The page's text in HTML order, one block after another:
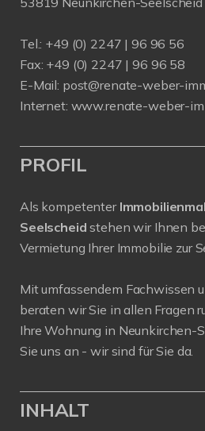
Tel.: +49 (0) 2247 | 96 96 56
Fax: +49 (0) 2247 | 96 96 58
E-Mail: post@renate-weber-
Internet: www.renate-weber-
PROFIL
Als kompetenter
Seelscheidstehen wir Ihnen
Vermietung Ihrer Immobilie zur
Mit umfassendem Fachwissen
beraten wir Sie in allen Fragen
Ihre Wohnung in Neunkirchen-
Sie uns an - wir sind für Sie da.
INHALT